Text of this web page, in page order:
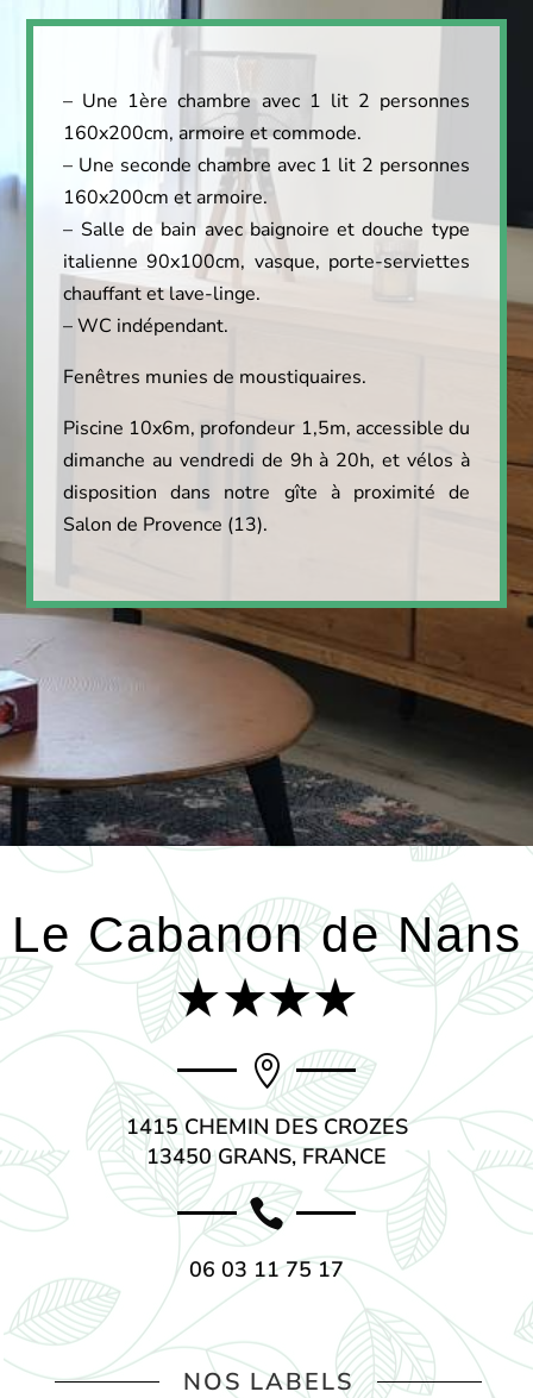
– Une 1ère chambre avec 1 lit 2 personnes
160x200cm, armoire et commode.
– Une seconde chambre avec 1 lit 2 personnes
160x200cm et armoire.
– Salle de bain avec baignoire et douche type
italienne 90x100cm, vasque, porte-serviettes
chauffant et lave-linge.
– WC indépendant.
Fenêtres munies de moustiquaires.
Piscine 10x6m, profondeur 1,5m, accessible du
dimanche au vendredi de 9h à 20h, et vélos à
disposition dans notre gîte à proximité de
Salon de Provence (13).
Le Cabanon de Nans

1415 CHEMIN DES CROZES
13450 GRANS, FRANCE

06 03 11 75 17
NOS LABELS